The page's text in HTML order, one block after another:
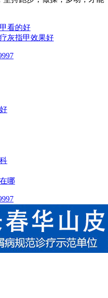
看的好
灰指甲效果好
哪